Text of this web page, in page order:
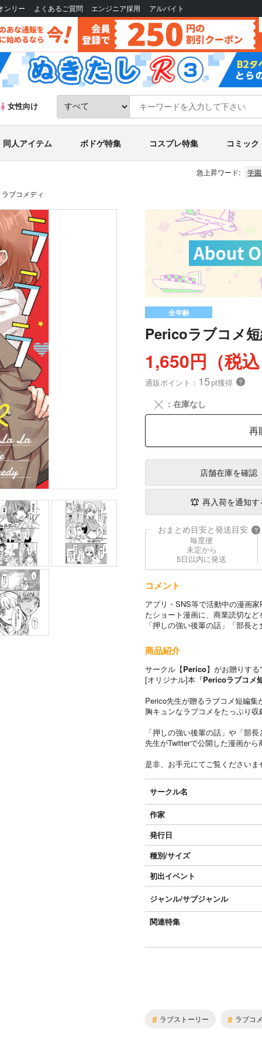
ンリー よくあるご質問 エンジニア採用 アルバイト
女性向け
同人アイテム ボドゲ特集 コスプレ特集 コミッ
急上昇ワード: 学
ブコメディ
全年齢
Pericoラブコメ
1,650円（税
通販ポイント： 15pt獲得 ？
╳ ：在庫なし
再
店舗在庫を確認
再入荷を通知す
おまとめ目安と発送目安 ?
毎度便
未定から
5日以内に発送
コメント
アプリ・SNS等で活動中の漫画
たショート漫画に、商業読切な
「押しの強い後輩の話」「部長
商品紹介
サークル【Perico】がお贈りする
[オリジナル]本『Pericoラブコメ
Perico先生が贈るラブコメ短編集
胸キュンなラブコメをたっぷり
「押しの強い後輩の話」や「部
先生がTwitterで公開した漫画から
是非、お手元にてご覧くださいま
サークル名
作家
発行日
種別/サイズ
初出イベント
ジャンル/サブジャンル
関連特集
# ラブストーリー # ラブコ